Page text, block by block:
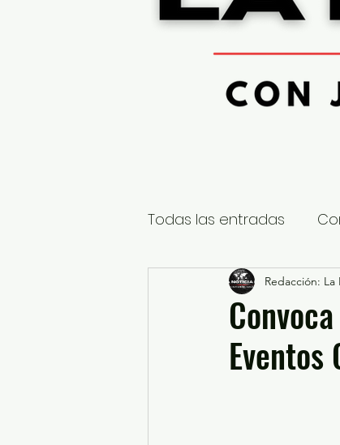
Todas las entradas
Nacional
Educación y Cultura
Redacción: La